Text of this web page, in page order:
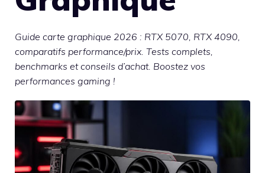
Guide carte graphique 2026 : RTX 5070, RTX 4090,
comparatifs performance/prix. Tests complets,
benchmarks et conseils d’achat. Boostez vos
performances gaming !